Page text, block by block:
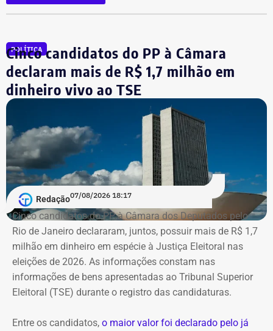
Reprodução/Internet
liminar, porém, o Superior Tribunal de Justiça (STJ)
garantiu a participação dos dois diretores na votação até
que o mérito da questão seja analisado pela Corte.
Segundo as investigações, a refinaria importava
combustível quase pronto, mas fingia que o material era
matéria-prima e simulava uma operação de refino na sua
unidade fantasma de Manguinhos.
A Polícia Federal indica que a operação era feita de
fachada para não pagar o ICMS na chegada do
combustível ao país. Com a Refit postergava de
pagamentos de impostos, a empresa só deveria pagar o
tributo no momento da venda para o consumidor final,
algo que nunca foi feito, de acordo com a investigação.
*Com informações do blog do Octávio Guedes, do portal
POLÍTICA
Cinco candidatos do PP à Câmara
declaram mais de R$ 1,7 milhão em
dinheiro vivo ao TSE
Redação07/08/2026 18:17
Cinco candidatos do PP à Câmara dos Deputados pelo
Rio de Janeiro declararam, juntos, possuir mais de R$ 1,7
milhão em dinheiro em espécie à Justiça Eleitoral nas
eleições de 2026. As informações constam nas
informações de bens apresentadas ao Tribunal Superior
Eleitoral (TSE) durante o registro das candidaturas.
Entre os candidatos, o maior valor foi declarado pelo já